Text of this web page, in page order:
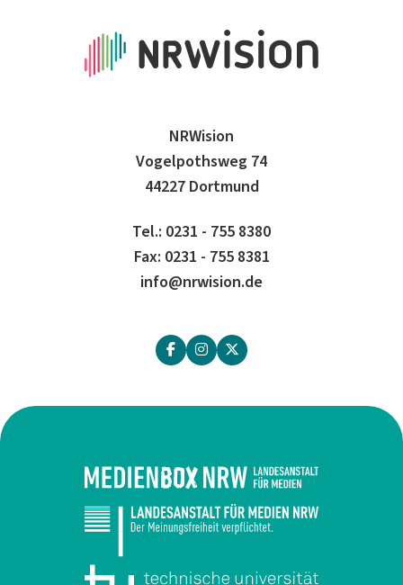
NRWision
Vogelpothsweg 74
44227 Dortmund
Tel.: 0231 - 755 8380
Fax: 0231 - 755 8381
info@nrwision.de